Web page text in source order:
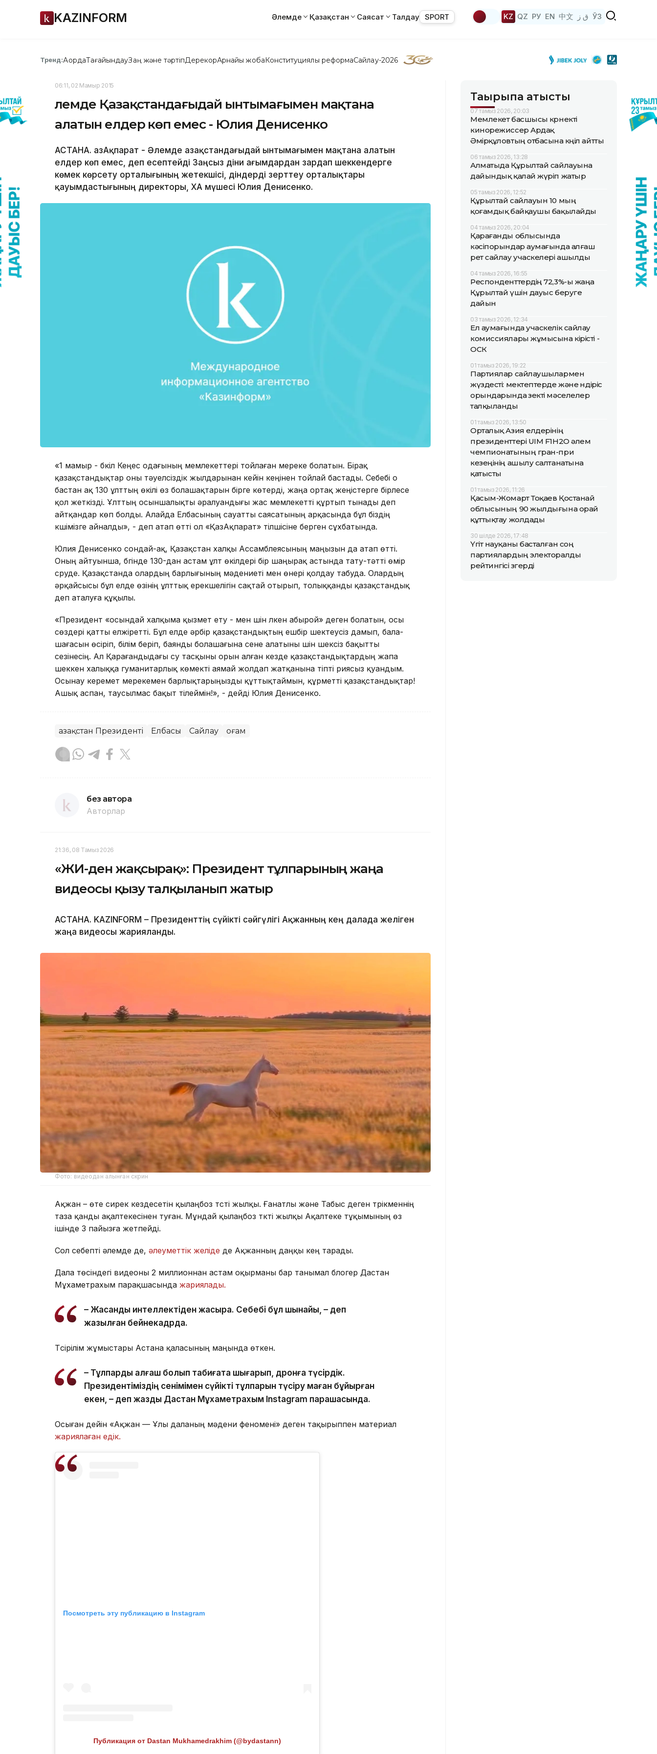
KAZINFORM Әлемде Қазақстан Саясат Талдау SPORT KZ QZ РУ EN 中文 ق ز ЎЗ
Тренд:АқордаТағайындауЗаң және тәртіпДерекқорАрнайы жобаКонституциялық реформаСайлау-2026
06:11, 02 Мамыр 2015
Әлемде Қазақстандағыдай ынтымағымен мақтана
алатын елдер көп емес - Юлия Денисенко
АСТАНА. ҚазАқпарат - Әлемде Қазақстандағыдай ынтымағымен мақтана алатын
елдер көп емес, деп есептейді Заңсыз діни ағымдардан зардап шеккендерге
көмек көрсету орталығының жетекшісі, діндерді зерттеу орталықтары
қауымдастығының директоры, ҚХА мүшесі Юлия Денисенко.
«1 мамыр - бүкіл Кеңес одағының мемлекеттері тойлаған мереке болатын. Бірақ
қазақстандықтар оны тәуелсіздік жылдарынан кейін кеңінен тойлай бастады. Себебі о
бастан ақ 130 ұлттың өкілі өз болашақтарын бірге көтерді, жаңа ортақ жеңістерге бірлесе
қол жеткізді. Ұлттың осыншалықты әралуандығы жас мемлекетті құртып тынады деп
айтқандар көп болды. Алайда Елбасының сауатты саясатының арқасында бұл біздің
күшімізге айналды», - деп атап өтті ол «ҚазАқпарат» тілшісіне берген сұхбатында.
Юлия Денисенко сондай-ақ, Қазақстан халқы Ассамблеясының маңызын да атап өтті.
Оның айтуынша, бүгінде 130-дан астам ұлт өкілдері бір шаңырақ астында тату-тәтті өмір
сүруде. Қазақстанда олардың барлығының мәдениеті мен өнері қолдау табуда. Олардың
әрқайсысы бұл елде өзінің ұлттық ерекшелігін сақтай отырып, толыққанды қазақстандық
деп аталуға құқылы.
«Президент «осындай халқыма қызмет ету - мен үшін үлкен абырой» деген болатын, осы
сөздері қатты елжіретті. Бұл елде әрбір қазақстандықтың ешбір шектеусіз дамып, бала-
шағасын өсіріп, білім беріп, баянды болашағына сене алатыны үшін шексіз бақытты
сезінесің. Ал Қарағандыдағы су тасқыны орын алған кезде қазақстандықтардың жапа
шеккен халыққа гуманитарлық көмекті аямай жолдап жатқанына тіпті риясыз қуандым.
Осынау керемет мерекемен барлықтарыңызды құттықтаймын, құрметті қазақстандықтар!
Ашық аспан, таусылмас бақыт тілеймін!», - дейді Юлия Денисенко.
Қазақстан Президенті Елбасы Сайлау Қоғам
без автора
Авторлар
21:36, 08 Тамыз 2026
«ЖИ-ден жақсырақ»: Президент тұлпарының жаңа
видеосы қызу талқыланып жатыр
АСТАНА. KAZINFORM – Президенттің сүйікті сәйгүлігі Ақжанның кең далада желіген
жаңа видеосы жарияланды.
Фото: видеодан алынған скрин
Ақжан – өте сирек кездесетін қылаңбоз түсті жылқы. Ғанатлы және Табыс деген түрікменнің
таза қанды ақалтекесінен туған. Мұндай қылаңбоз түкті жылқы Ақалтеке тұқымының өз
ішінде 3 пайызға жетпейді.
Сол себепті әлемде де, әлеуметтік желіде де Ақжанның даңқы кең тарады.
Дала төсіндегі видеоны 2 миллионнан астам оқырманы бар танымал блогер Дастан
Мұхаметрахым парақшасында жариялады.
– Жасанды интеллектіден жақсырақ. Себебі бұл шынайы, – деп
жазылған бейнекадрда.
Түсірілім жұмыстары Астана қаласының маңында өткен.
– Тұлпарды алғаш болып табиғатқа шығарып, дронға түсірдік.
Президентіміздің сенімімен сүйікті тұлпарын түсіру маған бұйырған
екен, – деп жазды Дастан Мұхаметрахым Instagram парақшасында.
Осыған дейін «Ақжан — Ұлы даланың мәдени феномені» деген тақырыппен материал
жариялаған едік.
Посмотреть эту публикацию в Instagram
Публикация от Dastan Mukhamedrakhim (@bydastann)
Тақырыпқа қатысты
07 тамыз 2026, 20:03
Мемлекет басшысы көрнекті
кинорежиссер Ардақ
Әмірқұловтың отбасына көңіл айтты
06 тамыз 2026, 13:28
Алматыда Құрылтай сайлауына
дайындық қалай жүріп жатыр
05 тамыз 2026, 12:52
Құрылтай сайлауын 10 мың
қоғамдық байқаушы бақылайды
04 тамыз 2026, 20:04
Қарағанды облысында
кәсіпорындар аумағында алғаш
рет сайлау учаскелері ашылды
04 тамыз 2026, 16:55
Респонденттердің 72,3%-ы жаңа
Құрылтай үшін дауыс беруге
дайын
03 тамыз 2026, 12:34
Ел аумағында учаскелік сайлау
комиссиялары жұмысына кірісті -
ОСК
01 тамыз 2026, 19:22
Партиялар сайлаушылармен
жүздесті: мектептерде және өндіріс
орындарында өзекті мәселелер
талқыланды
01 тамыз 2026, 13:50
Орталық Азия елдерінің
президенттері UIM F1H2O әлем
чемпионатының гран-при
кезеңінің ашылу салтанатына
қатысты
01 тамыз 2026, 11:26
Қасым-Жомарт Тоқаев Қостанай
облысының 90 жылдығына орай
құттықтау жолдады
30 шілде 2026, 17:48
Үгіт науқаны басталған соң
партиялардың электоралды
рейтингісі өзгерді